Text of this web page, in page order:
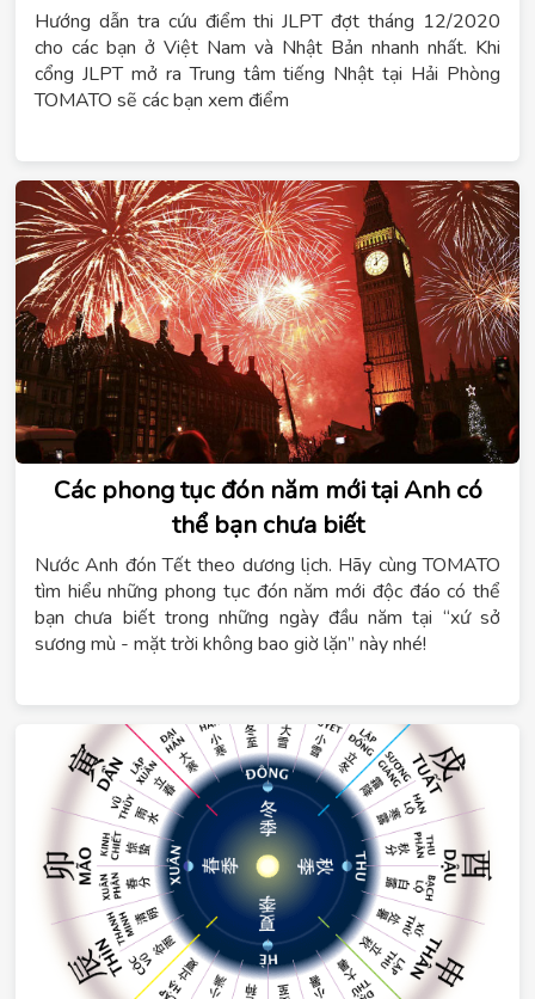
Hướng dẫn tra cứu điểm thi JLPT đợt tháng 12/2020
cho các bạn ở Việt Nam và Nhật Bản nhanh nhất. Khi
cổng JLPT mở ra Trung tâm tiếng Nhật tại Hải Phòng
TOMATO sẽ các bạn xem điểm
Các phong tục đón năm mới tại Anh có
thể bạn chưa biết
Nước Anh đón Tết theo dương lịch. Hãy cùng TOMATO
tìm hiểu những phong tục đón năm mới độc đáo có thể
bạn chưa biết trong những ngày đầu năm tại “xứ sở
sương mù - mặt trời không bao giờ lặn” này nhé!